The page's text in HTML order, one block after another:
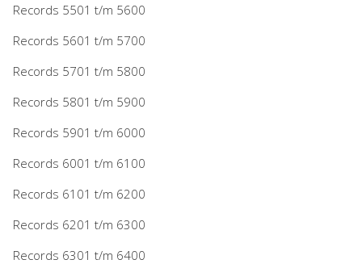
Records 5501 t/m 5600
Records 5601 t/m 5700
Records 5701 t/m 5800
Records 5801 t/m 5900
Records 5901 t/m 6000
Records 6001 t/m 6100
Records 6101 t/m 6200
Records 6201 t/m 6300
Records 6301 t/m 6400